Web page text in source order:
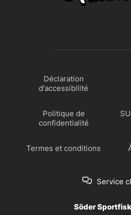
Déclaration
d'accessibilité
Politique de
confidentialité
Termes et conditions
Service
Söder